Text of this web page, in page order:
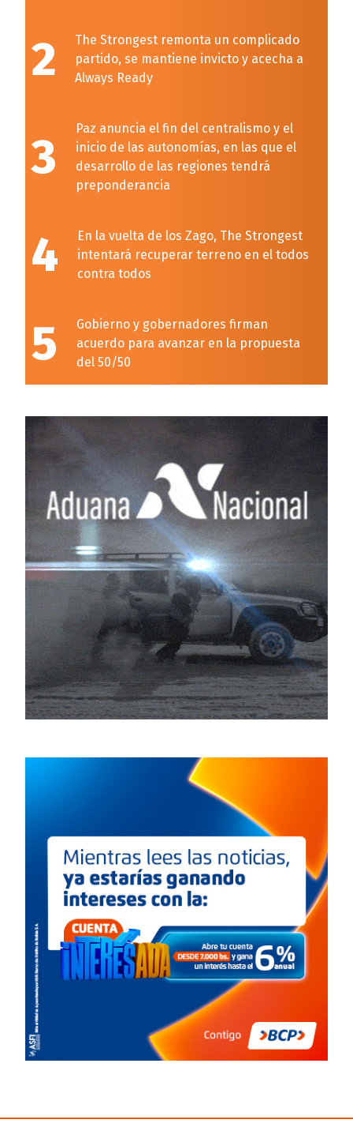
2
The Strongest remonta un complicado
partido, se mantiene invicto y acecha a
Always Ready
3
Paz anuncia el fin del centralismo y el
inicio de las autonomías, en las que el
desarrollo de las regiones tendrá
preponderancia
4
En la vuelta de los Zago, The Strongest
intentará recuperar terreno en el todos
contra todos
5
Gobierno y gobernadores firman
acuerdo para avanzar en la propuesta
del 50/50